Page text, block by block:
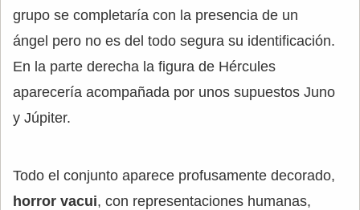
grupo se completaría con la presencia de un
ángel pero no es del todo segura su identificación.
En la parte derecha la figura de Hércules
aparecería acompañada por unos supuestos Juno
y Júpiter.
Todo el conjunto aparece profusamente decorado,
horror vacui, con representaciones humanas,